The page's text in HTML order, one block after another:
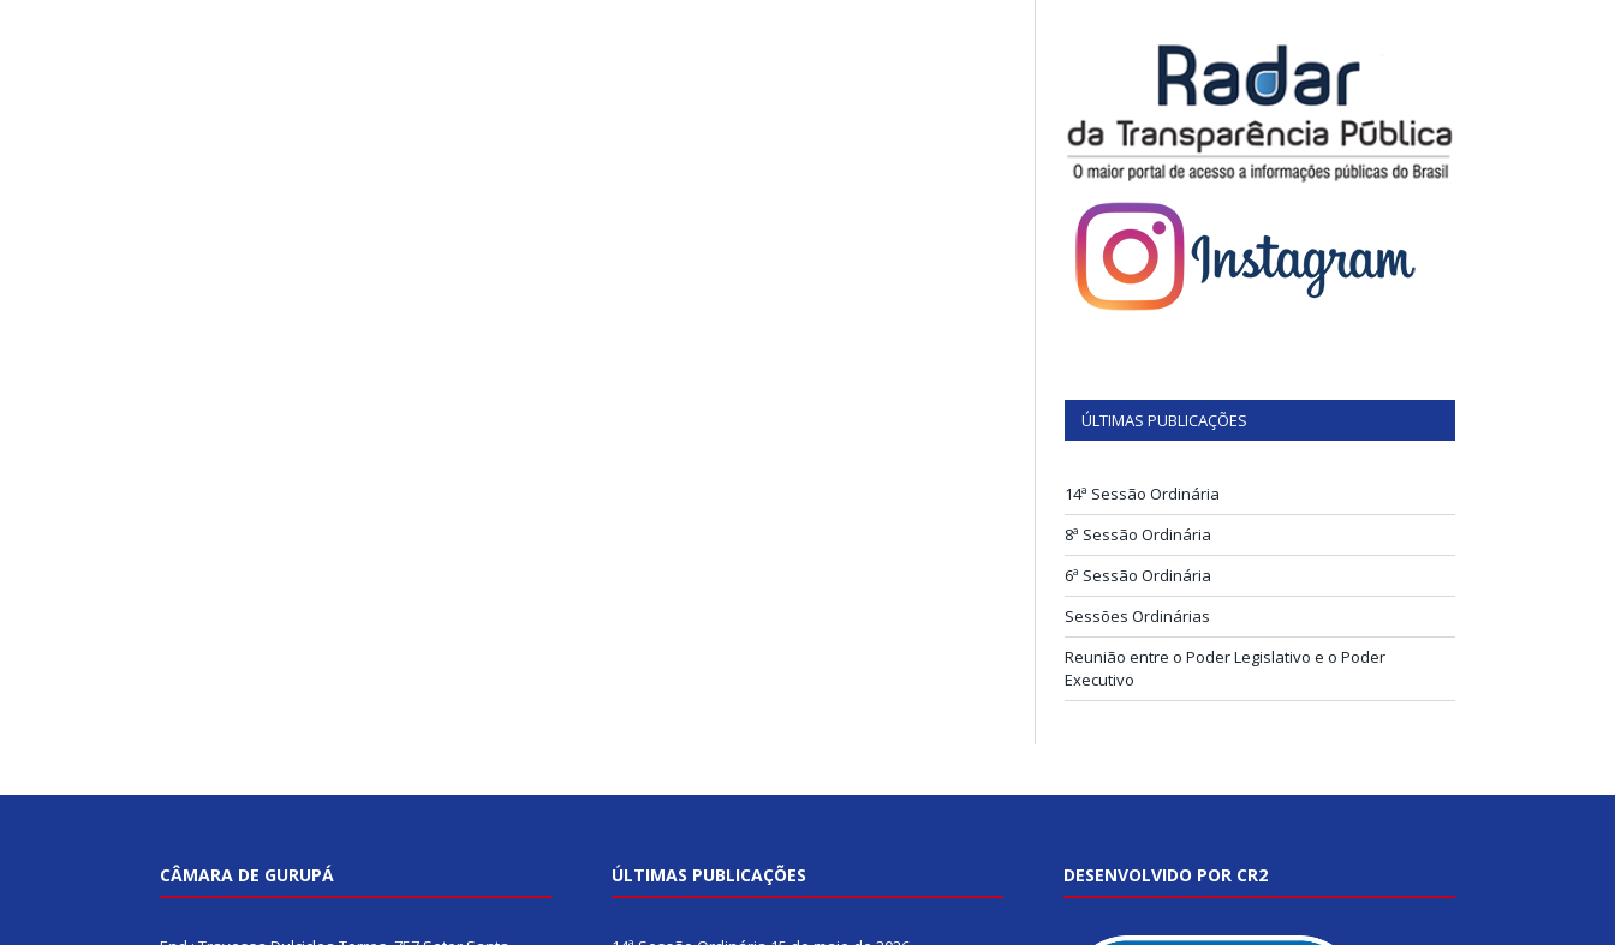
ÚLTIMAS PUBLICAÇÕES
14ª Sessão Ordinária
8ª Sessão Ordinária
6ª Sessão Ordinária
Sessões Ordinárias
Reunião entre o Poder Legislativo e o Poder
Executivo
CÂMARA DE GURUPÁ ÚLTIMAS PUBLICAÇÕES DESENVOLVIDO POR CR2